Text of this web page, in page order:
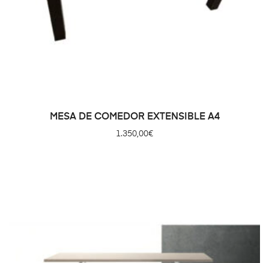
MESA DE COMEDOR EXTENSIBLE A4
1.350,00€